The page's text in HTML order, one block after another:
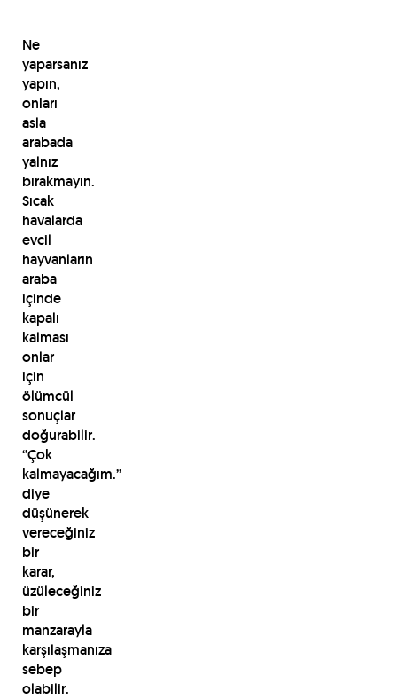
Ne
yaparsanız
yapın,
onları
asla
arabada
yalnız
bırakmayın.
Sıcak
havalarda
evcil
hayvanların
araba
içinde
kapalı
kalması
onlar
için
ölümcül
sonuçlar
doğurabilir.
‘’Çok
kalmayacağım.’’
diye
düşünerek
vereceğiniz
bir
karar,
üzüleceğiniz
bir
manzarayla
karşılaşmanıza
sebep
olabilir.